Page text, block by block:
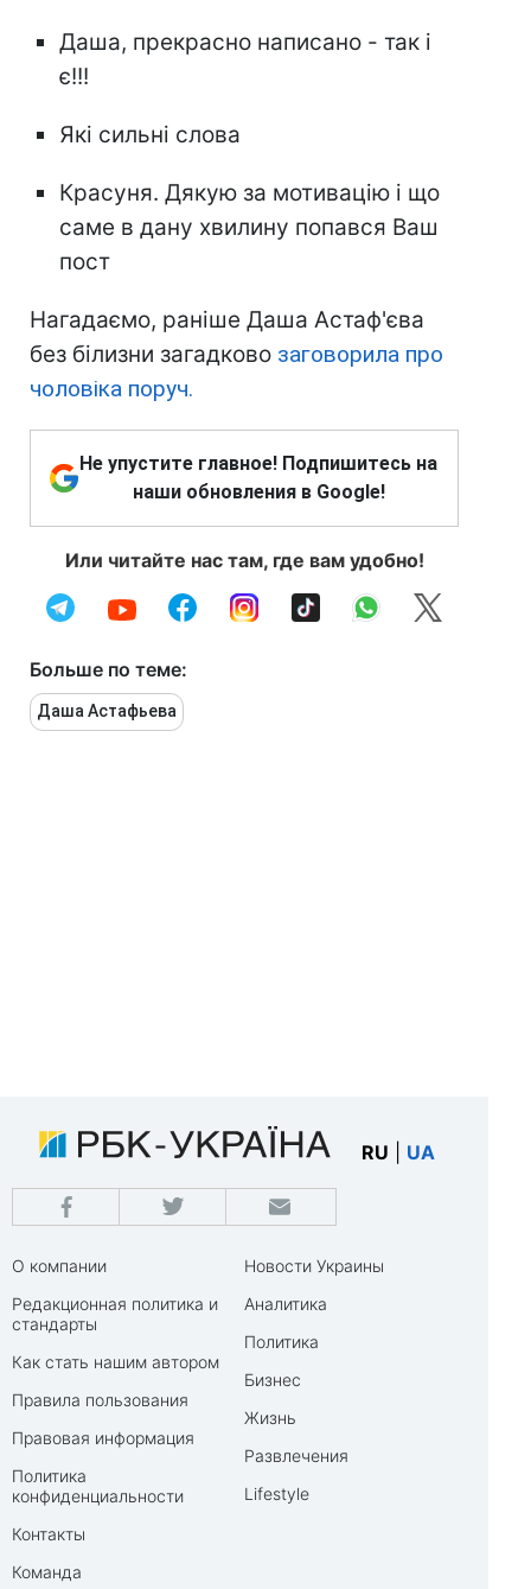
Даша, прекрасно написано - так і
є!!!
Які сильні слова
Красуня. Дякую за мотивацію і що
саме в дану хвилину попався Ваш
пост
Нагадаємо, раніше Даша Астаф'єва
без білизни загадково заговорила про
чоловіка поруч.
Не упустите главное! Подпишитесь на
наши обновления в Google!
Или читайте нас там, где вам удобно!
Больше по теме:
Даша Астафьева
RU UA
О компании
Редакционная политика и
стандарты
Как стать нашим автором
Правила пользования
Правовая информация
Политика
конфиденциальности
Контакты
Команда
Новости Украины
Аналитика
Политика
Бизнес
Жизнь
Развлечения
Lifestyle